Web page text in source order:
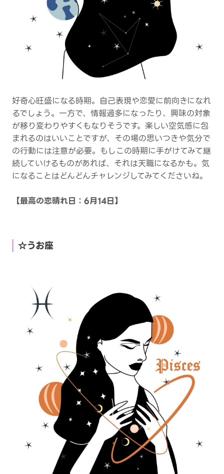
好奇心旺盛になる時期。自己表現や恋愛に前向きになれ
るでしょう。一方で、情報過多になったり、興味の対象
が移り変わりやすくもなりそうです。楽しい空気感に包
まれるのはいいことですが、その場の思いつきや気分で
の行動には注意が必要。もしこの時期に手がけてみて継
続していけるものがあれば、それは天職になるかも。気
になることはどんどんチャレンジしてみてくださいね。
【最高の恋晴れ日：6月14日】
☆うお座